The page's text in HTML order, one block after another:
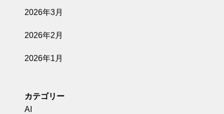
2026年3月
2026年2月
2026年1月
カテゴリー
AI